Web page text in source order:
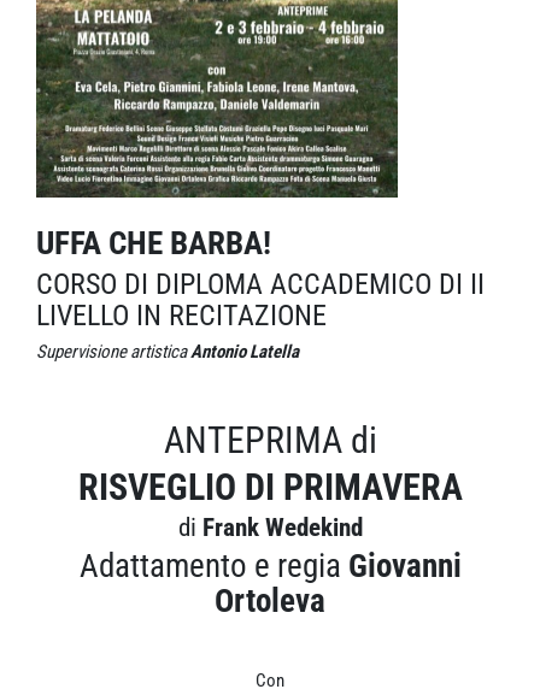
UFFA CHE BARBA!
CORSO DI DIPLOMA ACCADEMICO DI II
LIVELLO IN RECITAZIONE
Supervisione artisticaAntonio Latella
ANTEPRIMA di
RISVEGLIO DI PRIMAVERA
di Frank Wedekind
Adattamento e regia Giovanni
Ortoleva
Con